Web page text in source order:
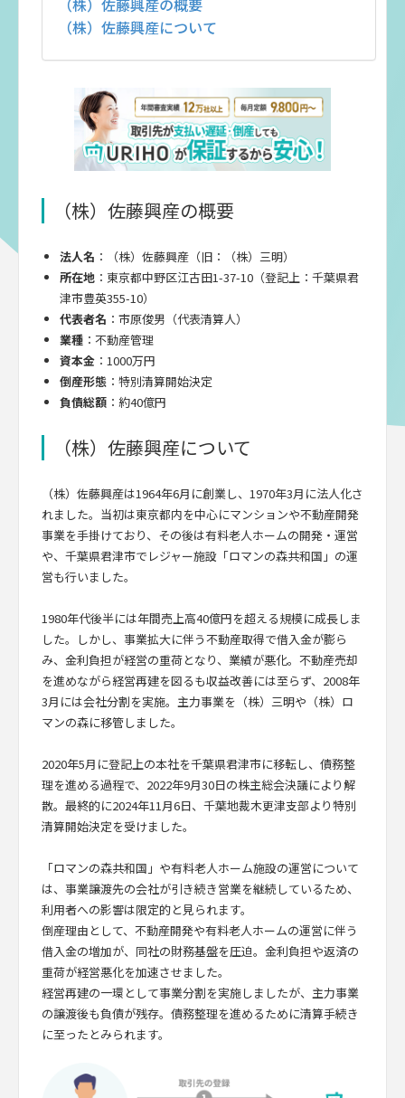
（株）佐藤興産の概要
（株）佐藤興産について
（株）佐藤興産の概要
法人名 ：（株）佐藤興産（旧：（株）三明）
所在地：東京都中野区江古田1-37-10（登記上：千葉県君
津市豊英355-10）
代表者名 ：市原俊男（代表清算人）
業種：不動産管理
資本金：1000万円
倒産形態：特別清算開始決定
負債総額：約40億円
（株）佐藤興産について
（株）佐藤興産は1964年6月に創業し、1970年3月に法人化さ
れました。当初は東京都内を中心にマンションや不動産開発
事業を手掛けており、その後は有料老人ホームの開発・運営
や、千葉県君津市でレジャー施設「ロマンの森共和国」の運
営も行いました。
1980年代後半には年間売上高40億円を超える規模に成長しま
した。しかし、事業拡大に伴う不動産取得で借入金が膨ら
み、金利負担が経営の重荷となり、業績が悪化。不動産売却
を進めながら経営再建を図るも収益改善には至らず、2008年
3月には会社分割を実施。主力事業を（株）三明や（株）ロ
マンの森に移管しました。
2020年5月に登記上の本社を千葉県君津市に移転し、債務整
理を進める過程で、2022年9月30日の株主総会決議により解
散。最終的に2024年11月6日、千葉地裁木更津支部より特別
清算開始決定を受けました。
「ロマンの森共和国」や有料老人ホーム施設の運営について
は、事業譲渡先の会社が引き続き営業を継続しているため、
利用者への影響は限定的と見られます。
倒産理由として、不動産開発や有料老人ホームの運営に伴う
借入金の増加が、同社の財務基盤を圧迫。金利負担や返済の
重荷が経営悪化を加速させました。
経営再建の一環として事業分割を実施しましたが、主力事業
の譲渡後も負債が残存。債務整理を進めるために清算手続き
に至ったとみられます。